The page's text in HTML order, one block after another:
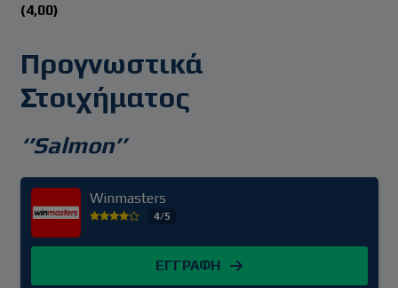
(4,00)
Προγνωστικά
Στοιχήματος
‘’Salmon’’
Winmasters
4/5
ΕΓΓΡΑΦΗ